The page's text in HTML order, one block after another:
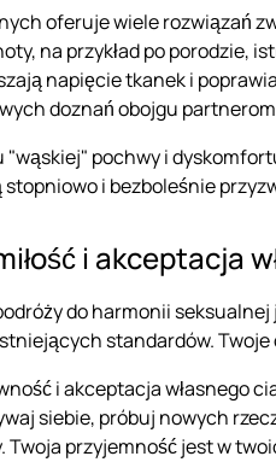
oferuje wiele rozwiązań
na przykład po porodzie,
napięcie tkanek i
doznań obojgu
pochwy i
i bezboleśnie
i akceptacja
do harmonii
standardów. Twoje
i akceptacja własnego
siebie, próbuj nowych
przyjemność jest w